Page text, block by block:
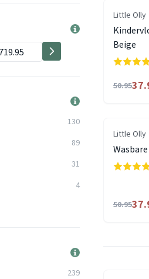
130
89
31
4
239
Little Olly
Beige
50.95
Little Olly
50.95